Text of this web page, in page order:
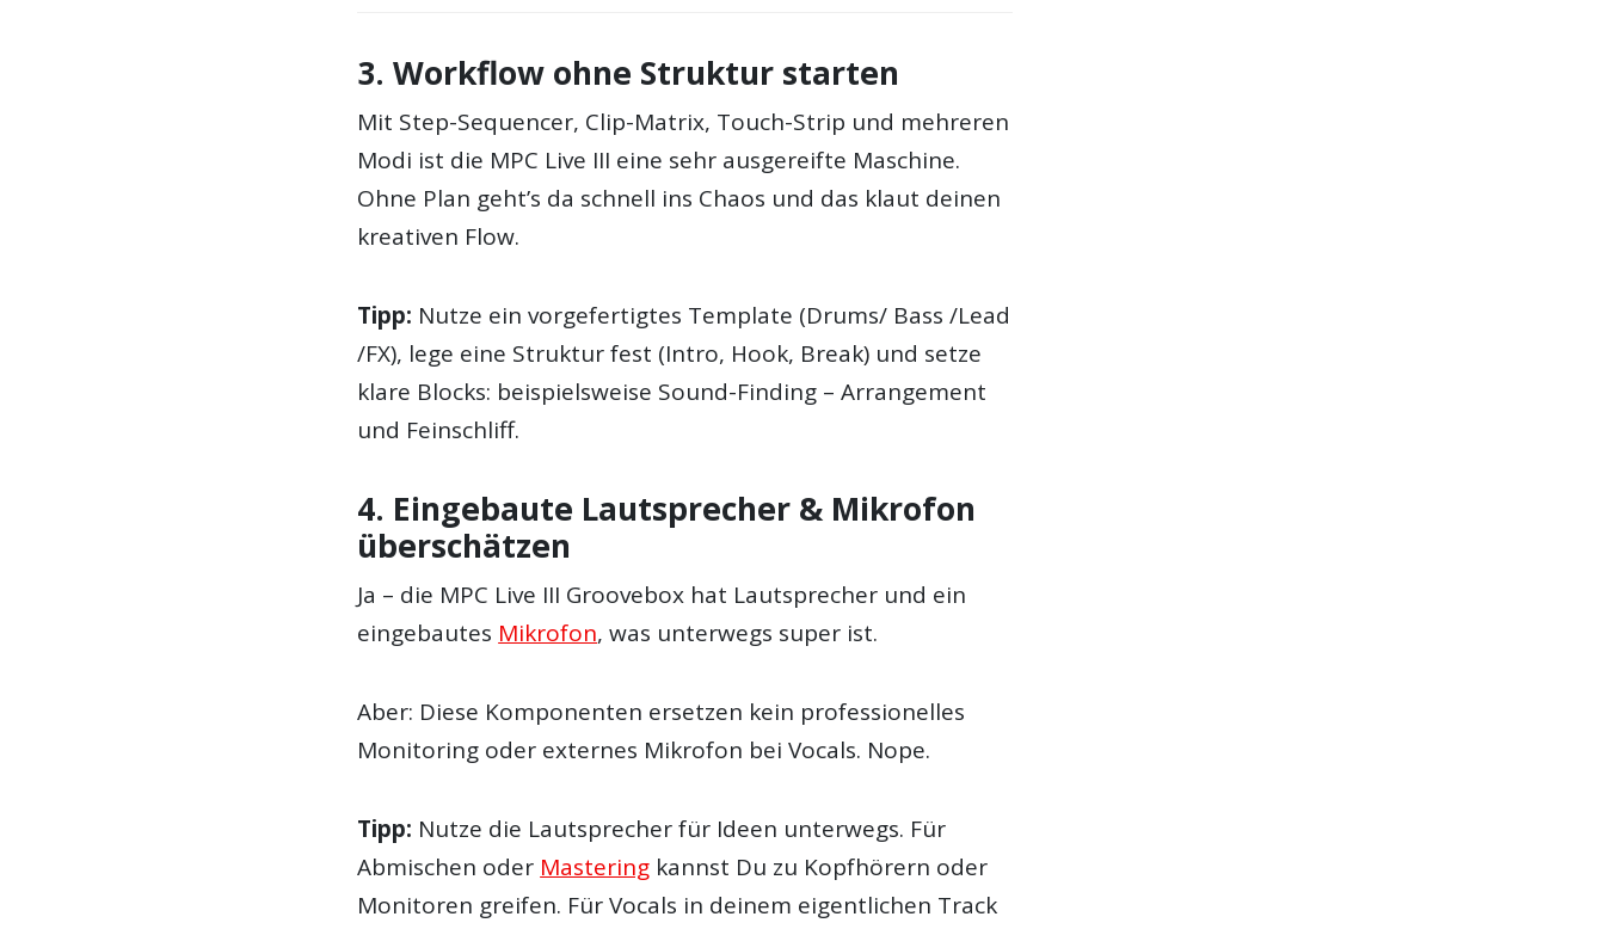
3. Workflow ohne Struktur starten
Mit Step-Sequencer, Clip-Matrix, Touch-Strip und mehreren
Modi ist die MPC Live III eine sehr ausgereifte Maschine.
Ohne Plan geht’s da schnell ins Chaos und das klaut deinen
kreativen Flow.
Tipp: Nutze ein vorgefertigtes Template (Drums/ Bass /Lead
/FX), lege eine Struktur fest (Intro, Hook, Break) und setze
klare Blocks: beispielsweise Sound-Finding – Arrangement
und Feinschliff.
4. Eingebaute Lautsprecher & Mikrofon
überschätzen
Ja – die MPC Live III Groovebox hat Lautsprecher und ein
eingebautes Mikrofon, was unterwegs super ist.
Aber: Diese Komponenten ersetzen kein professionelles
Monitoring oder externes Mikrofon bei Vocals. Nope.
Tipp: Nutze die Lautsprecher für Ideen unterwegs. Für
Abmischen oder Mastering kannst Du zu Kopfhörern oder
Monitoren greifen. Für Vocals in deinem eigentlichen Track